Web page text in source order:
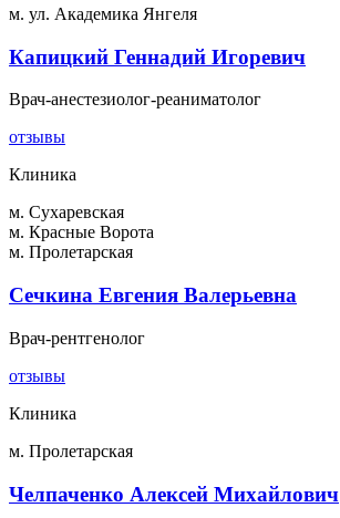
м. ул. Академика Янгеля
Капицкий Геннадий Игоревич
Врач-анестезиолог-реаниматолог
отзывы
Клиника
м. Сухаревская
м. Красные Ворота
м. Пролетарская
Сечкина Евгения Валерьевна
Врач-рентгенолог
отзывы
Клиника
м. Пролетарская
Челпаченко Алексей Михайлович